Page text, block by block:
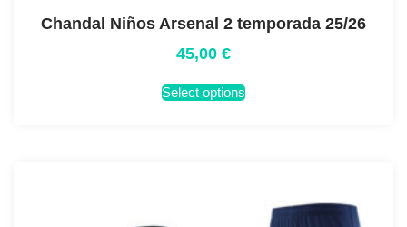
Chandal Niños Arsenal 2 temporada 25/26
45,00 €
Select options